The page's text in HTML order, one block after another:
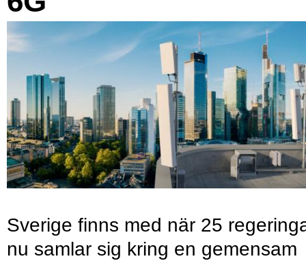
Sverige finns med när 25
nu samlar sig kring en gemensam